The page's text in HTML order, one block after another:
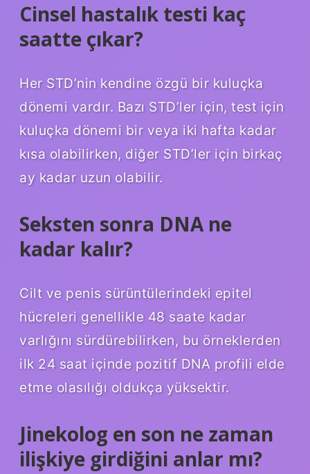
Cinsel hastalık testi kaç
saatte çıkar?
Her STD’nin kendine özgü bir kuluçka
dönemi vardır. Bazı STD’ler için, test için
kuluçka dönemi bir veya iki hafta kadar
kısa olabilirken, diğer STD’ler için birkaç
ay kadar uzun olabilir.
Seksten sonra DNA ne
kadar kalır?
Cilt ve penis sürüntülerindeki epitel
hücreleri genellikle 48 saate kadar
varlığını sürdürebilirken, bu örneklerden
ilk 24 saat içinde pozitif DNA profili elde
etme olasılığı oldukça yüksektir.
Jinekolog en son ne zaman
ilişkiye girdiğini anlar mı?